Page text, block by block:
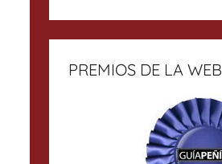
PREMIOS DE LA WEB